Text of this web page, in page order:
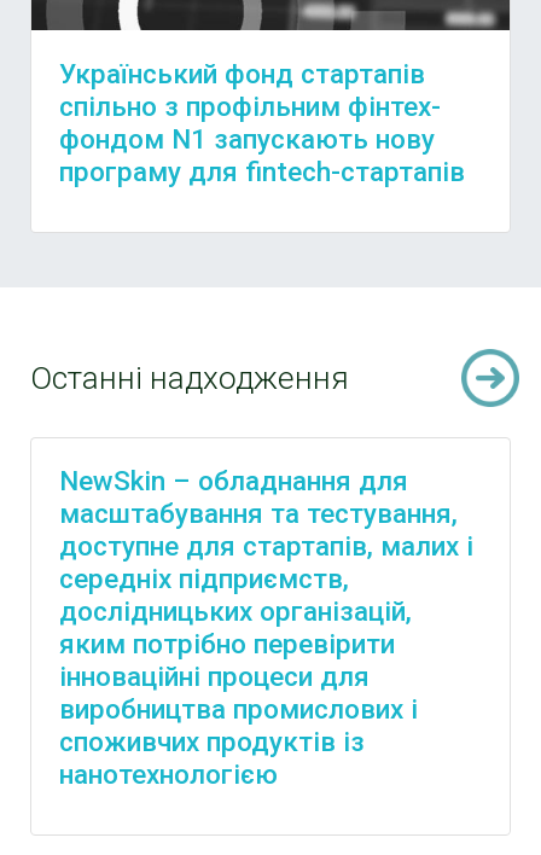
Український фонд стартапів
спільно з профільним фінтех-
фондом N1 запускають нову
програму для fintech-стартапів
Останні надходження
NewSkin – обладнання для
масштабування та тестування,
доступне для стартапів, малих і
середніх підприємств,
дослідницьких організацій,
яким потрібно перевірити
інноваційні процеси для
виробництва промислових і
споживчих продуктів із
нанотехнологією